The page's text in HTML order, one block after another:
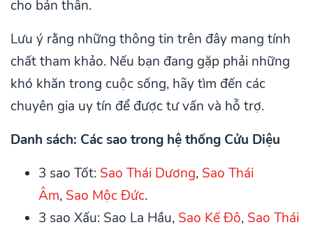
cho bản thân.
Lưu ý rằng những thông tin trên đây mang tính
chất tham khảo. Nếu bạn đang gặp phải những
khó khăn trong cuộc sống, hãy tìm đến các
chuyên gia uy tín để được tư vấn và hỗ trợ.
Danh sách: Các sao trong hệ thống Cửu Diệu
3 sao Tốt: Sao Thái Dương, Sao Thái
Âm, Sao Mộc Đức.
3 sao Xấu: Sao La Hầu, Sao Kế Đô, Sao Thái